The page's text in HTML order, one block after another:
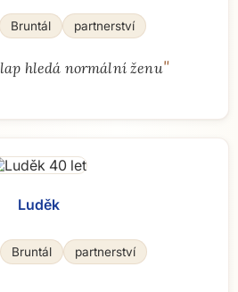
Bruntál partnerství
hledá normální ženu"
Luděk
Bruntál partnerství